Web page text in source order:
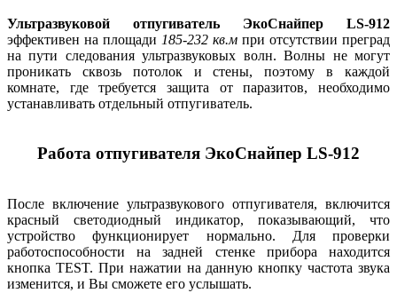
Ультразвуковой отпугиватель ЭкоСнайпер LS-912
эффективен на площади 185-232 кв.м при отсутствии преград
на пути следования ультразвуковых волн. Волны не могут
проникать сквозь потолок и стены, поэтому в каждой
комнате, где требуется защита от паразитов, необходимо
устанавливать отдельный отпугиватель.
Работа отпугивателя ЭкоСнайпер LS-912
После включение ультразвукового отпугивателя, включится
красный светодиодный индикатор, показывающий, что
устройство функционирует нормально. Для проверки
работоспособности на задней стенке прибора находится
кнопка TEST. При нажатии на данную кнопку частота звука
изменится, и Вы сможете его услышать.